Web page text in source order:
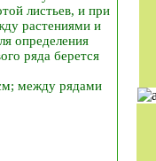
листьев, и при
растениями и
определения
ряда берется
между рядами